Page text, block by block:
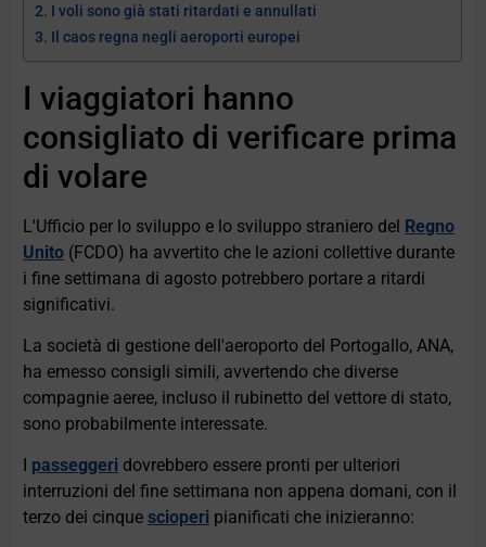
I voli sono già stati ritardati e annullati
Il caos regna negli aeroporti europei
I viaggiatori hanno
consigliato di verificare prima
di volare
L'Ufficio per lo sviluppo e lo sviluppo straniero del Regno
Unito (FCDO) ha avvertito che le azioni collettive durante
i fine settimana di agosto potrebbero portare a ritardi
significativi.
La società di gestione dell'aeroporto del Portogallo, ANA,
ha emesso consigli simili, avvertendo che diverse
compagnie aeree, incluso il rubinetto del vettore di stato,
sono probabilmente interessate.
passeggeri dovrebbero essere pronti per ulteriori
interruzioni del fine settimana non appena domani, con il
terzo dei cinquescioperi pianificati che inizieranno: